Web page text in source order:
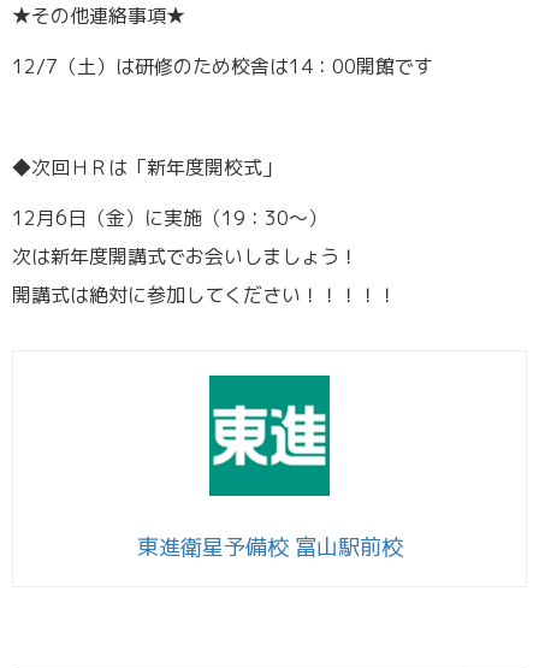
★その他連絡事項★
12/7（土）は研修のため校舎は14：00開館です
◆次回ＨＲは「新年度開校式」
12月6日（金）に実施（19：30～）
次は新年度開講式でお会いしましょう！
開講式は絶対に参加してください！！！！！
東進衛星予備校 富山駅前校